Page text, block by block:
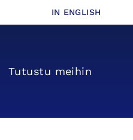
IN ENGLISH
Tutustu meihin